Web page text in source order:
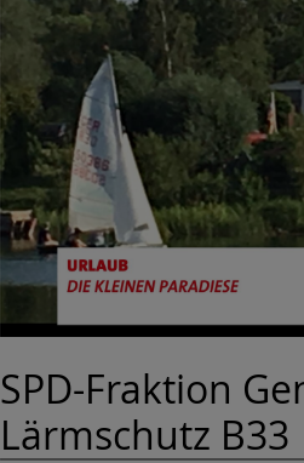
SPD-Fraktion
Lärmschutz B33